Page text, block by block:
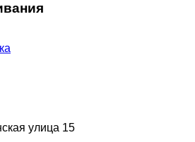
улица 15